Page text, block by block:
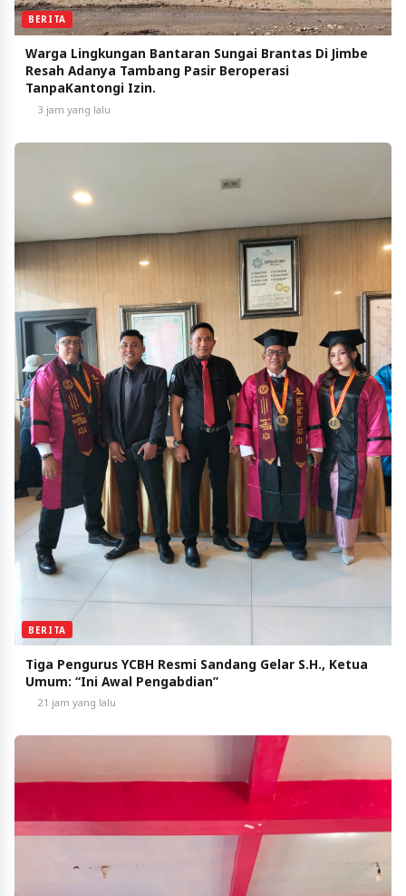
BERITA
Warga Lingkungan Bantaran Sungai Brantas Di Jimbe
Resah Adanya Tambang Pasir Beroperasi
TanpaKantongi Izin.
3 jam yang lalu
BERITA
Tiga Pengurus YCBH Resmi Sandang Gelar S.H., Ketua
Umum: “Ini Awal Pengabdian”
21 jam yang lalu